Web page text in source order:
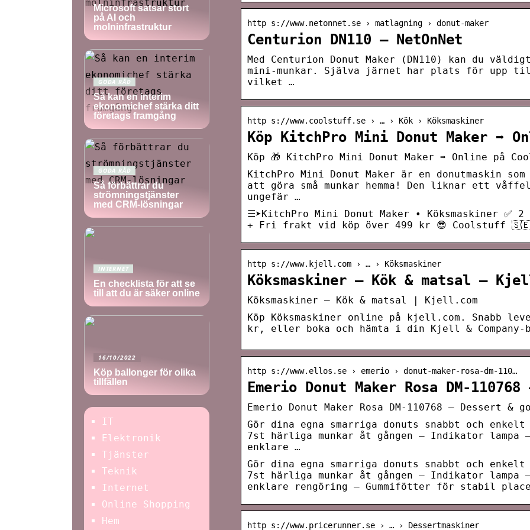
http s://www.netonnet.se › matlagning › donut-maker
Centurion DN110 – NetOnNet
Med Centurion Donut Maker (DN110) kan du
mini-munkar. Själva järnet har plats för upp till
vilket …
http s://www.coolstuff.se › … › Kök › Köksmaskiner
Köp KitchPro Mini Donut Maker ➡️
Köp 🎁 KitchPro Mini Donut Maker ➡️ Online på
KitchPro Mini Donut Maker är en donutmaskin
att göra små munkar hemma! Den liknar ett
ungefär …
☰➤KitchPro Mini Donut Maker • Köksmaskiner ✅
+ Fri frakt vid köp över 499 kr 😎 Coolstuff 🇸🇪
http s://www.kjell.com › … › Köksmaskiner
Köksmaskiner – Kök & matsal –
Köksmaskiner – Kök & matsal | Kjell.com
Köp Köksmaskiner online på kjell.com. Snabb
kr, eller boka och hämta i din Kjell & Company-
http s://www.ellos.se › emerio › donut-maker-rosa-dm-110…
Emerio Donut Maker Rosa DM-
Emerio Donut Maker Rosa DM-110768 – Dessert
Gör dina egna smarriga donuts snabbt och
7st härliga munkar åt gången – Indikator lampa
enklare …
Gör dina egna smarriga donuts snabbt och
7st härliga munkar åt gången – Indikator lampa
enklare rengöring – Gummifötter för stabil
http s://www.pricerunner.se › … › Dessertmaskiner
Microsoft satsar stort
på AI och
molninfrastruktur
GODA RÅD
Så kan en interim
ekonomichef stärka ditt
företags framgång
GODA RÅD
Så förbättrar du
strömningstjänster
med CRM-lösningar
INTERNET
En checklista för att se
till att du är säker online
16/10/2022
Köp ballonger för olika
tillfällen
IT
Elektronik
Tjänster
Teknik
Internet
Online Shopping
Hem